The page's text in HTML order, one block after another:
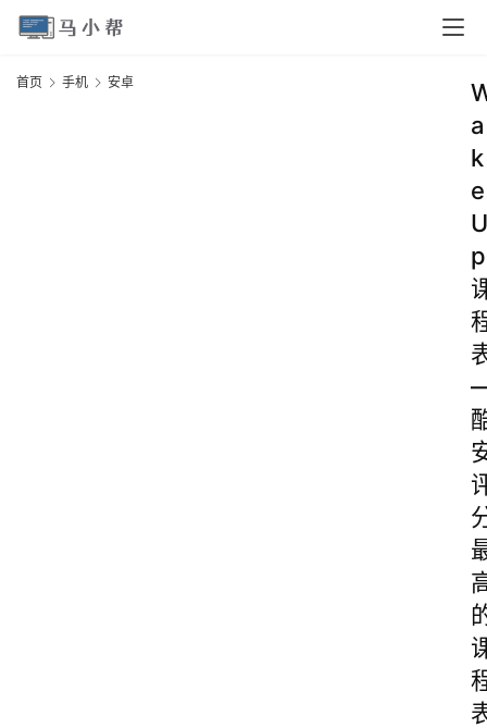
首页 手机 安卓
a
k
e
U
p